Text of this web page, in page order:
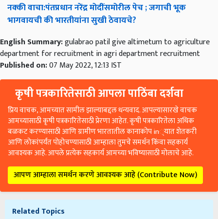
नक्कीवाचा:पंतप्रधाननरेंद्रमोदींसमोरीलपेच;जगाचीभूक
भागवायचीकीभारतीयांनासुखीठेवायचे?
English Summary:gulabrao patil give altimetum to agriculture
department for recruitment in agri department recruitment
Published on:07 May 2022, 12:13 IST
कृषी पत्रकारितेसाठी आपला पाठिंबा दर्शवा
प्रिय वाचक, आमच्यात सामील झाल्याबद्दल धन्यवाद. आपल्यासारखे वाचक
आमच्यासाठी कृषी पत्रकारितेसाठी प्रेरणा आहेत. कृषी पत्रकारितेला अधिक
बळकट करण्यासाठी आणि ग्रामीण भारतातील कानाकोप in्यात शेतकरी
आणि लोकांपर्यंत पोहोचण्यासाठी आम्हाला तुमचे समर्थन किंवा सहकार्य
आवश्यक आहे. आपले प्रत्येक सहकार्य आमच्या भविष्यासाठी मोलाचे आहे.
आपण आम्हाला समर्थन करणे आवश्यक आहे (Contribute Now)
Related Topics